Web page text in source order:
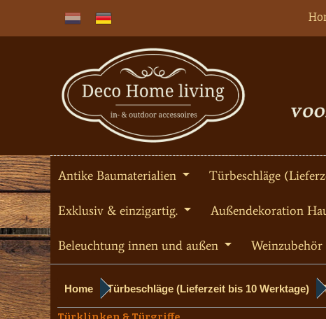
Antike Baumaterialien Türbeschläge
Exklusiv & einzigartig. Außendekoration
Beleuchtung innen und außen Weinzubehör
Home Türbeschläge (Lieferzeit bis 10 Werktage)